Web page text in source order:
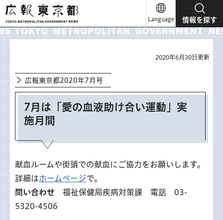
広報東京都
Language 情報を探す
2020年6月30日更新
広報東京都2020年7月号
7月は「愛の血液助け合い運動」実
施月間
献血ルームや街頭での献血にご協力をお願いします。
詳細はホームページで。
問い合わせ 福祉保健局疾病対策課 電話 03-
5320-4506